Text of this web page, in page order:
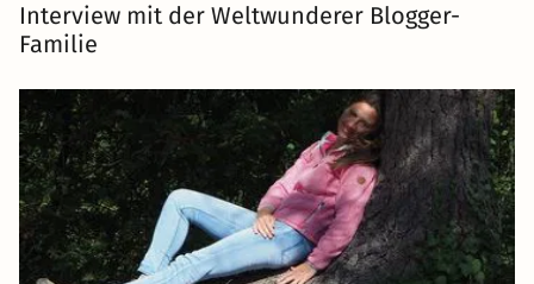
Interview mit der Weltwunderer Blogger-
Familie